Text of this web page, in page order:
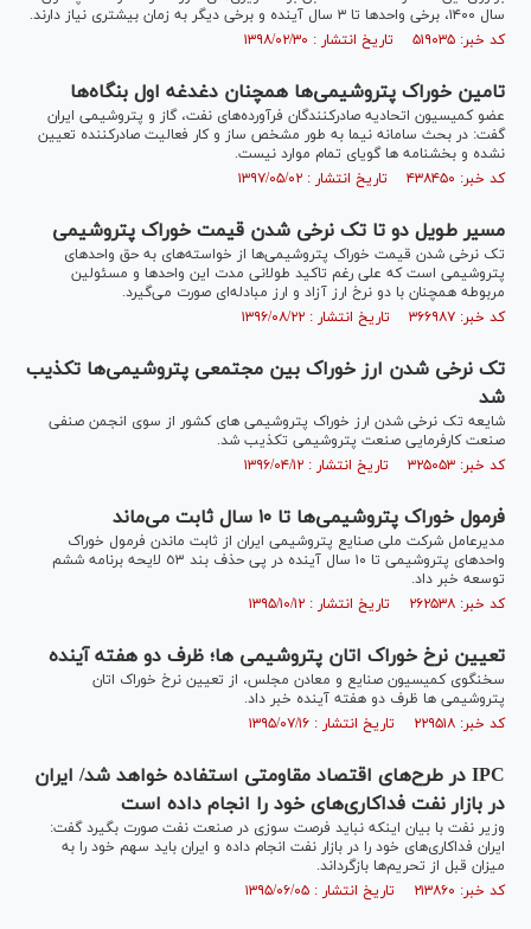
سال ۱۴۰۰، برخی واحد‌ها تا ۳ سال آینده و برخی دیگر به زمان بیشتری نیاز دارند.
کد خبر: ۵۱۹۰۳۵ تاریخ انتشار : ۱۳۹۸/۰۲/۳۰
تامین خوراک پتروشیمی‌ها همچنان دغدغه اول بنگاه‌ها
عضو کمیسیون اتحادیه صادرکنندگان فرآورده‌های نفت، گاز و پتروشیمی ایران
گفت: در بحث سامانه نیما به طور مشخص ساز و کار فعالیت صادرکننده تعیین
نشده و بخشنامه ها گویای تمام موارد نیست.
کد خبر: ۴۳۸۴۵۰ تاریخ انتشار : ۱۳۹۷/۰۵/۰۲
مسیر طویل دو تا تک نرخی شدن قیمت خوراک پتروشیمی
تک نرخی شدن قیمت خوراک پتروشیمی‌ها از خواسته‌های به حق واحدهای
پتروشیمی است که علی رغم تاکید طولانی مدت این واحدها و مسئولین
مربوطه همچنان با دو نرخ ارز آزاد و ارز مبادله‌ای صورت می‌گیرد.
کد خبر: ۳۶۶۹۸۷ تاریخ انتشار : ۱۳۹۶/۰۸/۲۲
تک نرخی شدن ارز خوراک بین مجتمعی پتروشیمی‌ها تکذیب
شد
شایعه تک نرخی شدن ارز خوراک پتروشیمی های کشور از سوی انجمن صنفی
صنعت کارفرمایی صنعت پتروشیمی تکذیب شد.
کد خبر: ۳۲۵۰۵۳ تاریخ انتشار : ۱۳۹۶/۰۴/۱۲
فرمول خوراک پتروشیمی‌ها تا ۱۰ سال ثابت می‌ماند
مدیرعامل شرکت ملی صنایع پتروشیمی ایران از ثابت ماندن فرمول خوراک
واحدهای پتروشیمی تا ۱۰ سال آینده در پی حذف بند ٥٣ لایحه برنامه ششم
توسعه خبر داد.
کد خبر: ۲۶۲۵۳۸ تاریخ انتشار : ۱۳۹۵/۱۰/۱۲
تعیین نرخ خوراک اتان پتروشیمی ها؛ ظرف دو هفته آینده
سخنگوی کمیسیون صنایع و معادن مجلس، از تعیین نرخ خوراک اتان
پتروشیمی ها ظرف دو هفته آینده خبر داد.
کد خبر: ۲۲۹۵۱۸ تاریخ انتشار : ۱۳۹۵/۰۷/۱۶
IPC در طرح‌های اقتصاد مقاومتی استفاده خواهد شد/ ایران
در بازار نفت فداکاری‌های خود را انجام داده است
وزیر نفت با بیان اینکه نباید فرصت سوزی در صنعت نفت صورت بگیرد گفت:
ایران فداکاری‌های خود را در بازار نفت انجام داده و ایران باید سهم خود را به
میزان قبل از تحریم‌ها بازگرداند.
کد خبر: ۲۱۳۸۶۰ تاریخ انتشار : ۱۳۹۵/۰۶/۰۵